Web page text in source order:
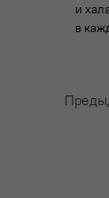
и
в